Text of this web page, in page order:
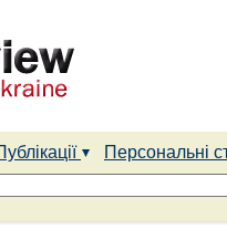
Персональні